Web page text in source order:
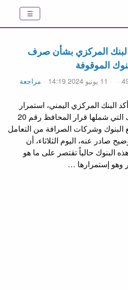
المركزي بشأن صرف
الموقوفة
11 يونيو 2024 14:19
مراجعة
البنك المركزي اليمني، استمرار
حظر التعامل مع البنوك التي شملها قرار المحافظ رقم 20
جميع البنوك وشركات الصرافة من التعامل
صادر عنه، اليوم الثلاثاء، أن
البنوك حالياً تقتصر على ما هو
وهو إستمرارها …